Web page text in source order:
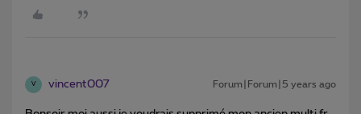
V vincent007 Forum|Forum|5 years ago